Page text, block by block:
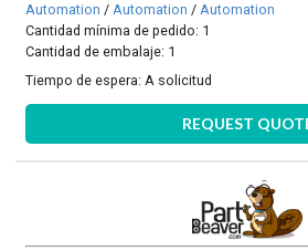
Automation /Automation /Automation
Cantidad mínima de pedido: 1
Cantidad de embalaje: 1
Tiempo de espera: A solicitud
REQUEST